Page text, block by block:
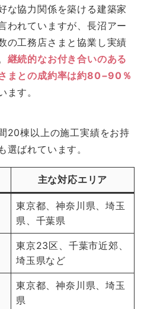
な協力関係を築ける建築家
われていますが、長沼アー
の工務店さまと協業し実績
継続的なお付き合いのある
まとの成約率は約80−90％
ます。
20棟以上の施工実績をお持
選ばれています。
主な対応エリア
東京都、神奈川県、埼玉
県、千葉県
東京23区、千葉市近郊、
埼玉県など
東京都、神奈川県、埼玉
県